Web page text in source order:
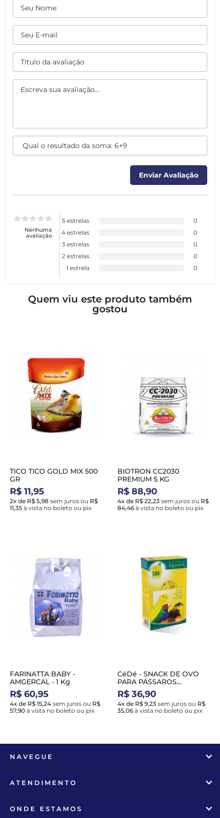
Nenhuma
avaliação
5 estrelas
0
4 estrelas
0
3 estrelas
0
2 estrelas
0
1 estrela
0
Quem viu este produto também
gostou
TICO TICO GOLD MIX 500
GR
R$ 11,95
2x de R$ 5,98 sem juros ou R$
11,35 à vista no boleto ou pix
BIOTRON CC2030
PREMIUM 5 KG
R$ 88,90
4x de R$ 22,23 sem juros ou R$
84,46 à vista no boleto ou pix
FARINATTA BABY -
AMGERCAL - 1 Kg
R$ 60,95
4x de R$ 15,24 sem juros ou R$
57,90 à vista no boleto ou pix
CéDé - SNACK DE OVO
PARA PÁSSAROS
EXÓTICOS - 150 g
R$ 36,90
4x de R$ 9,23 sem juros ou R$
35,06 à vista no boleto ou pix
NAVEGUE
ATENDIMENTO
ONDE ESTAMOS